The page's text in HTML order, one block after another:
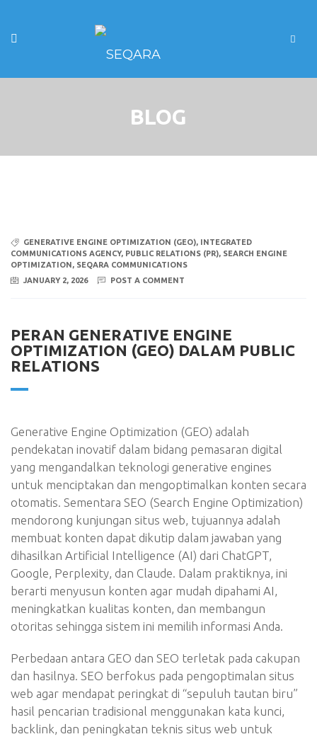
BLOG
GENERATIVE ENGINE OPTIMIZATION (GEO), INTEGRATED
COMMUNICATIONS AGENCY, PUBLIC RELATIONS (PR), SEARCH ENGINE
OPTIMIZATION, SEQARA COMMUNICATIONS
JANUARY 2, 2026
POST A COMMENT
PERAN GENERATIVE ENGINE
OPTIMIZATION (GEO) DALAM PUBLIC
RELATIONS
Generative Engine Optimization (GEO) adalah
pendekatan inovatif dalam bidang pemasaran digital
yang mengandalkan teknologi generative engines
untuk menciptakan dan mengoptimalkan konten secara
otomatis. Sementara SEO (Search Engine Optimization)
mendorong kunjungan situs web, tujuannya adalah
membuat konten dapat dikutip dalam jawaban yang
dihasilkan Artificial Intelligence (AI) dari ChatGPT,
Google, Perplexity, dan Claude. Dalam praktiknya, ini
berarti menyusun konten agar mudah dipahami AI,
meningkatkan kualitas konten, dan membangun
otoritas sehingga sistem ini memilih informasi Anda.
Perbedaan antara GEO dan SEO terletak pada cakupan
dan hasilnya. SEO berfokus pada pengoptimalan situs
web agar mendapat peringkat di “sepuluh tautan biru”
hasil pencarian tradisional menggunakan kata kunci,
backlink, dan peningkatan teknis situs web untuk